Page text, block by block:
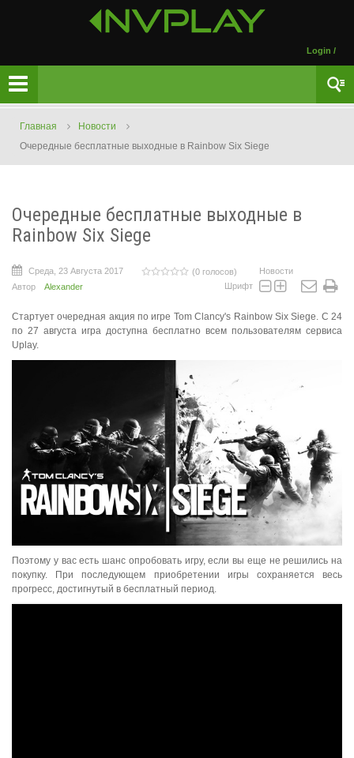
Login /
Главная
Новости
Очередные бесплатные выходные в Rainbow Six Siege
Очередные бесплатные выходные в
Rainbow Six Siege
Среда, 23 Августа 2017 (0 голосов)
Новости
Автор
Alexander Шрифт
Стартует очередная акция по игре Tom Clancy's Rainbow Six Siege. С 24
по 27 августа игра доступна бесплатно всем пользователям сервиса
Uplay.
Поэтому у вас есть шанс опробовать игру, если вы еще не решились на
покупку. При последующем приобретении игры сохраняется весь
прогресс, достигнутый в бесплатный период.